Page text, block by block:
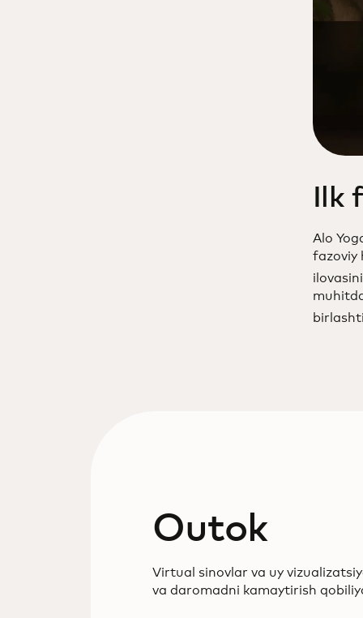
Alo
fazoviy
Outok
Virtual sinovlar va uy
va daromadni kamaytirish